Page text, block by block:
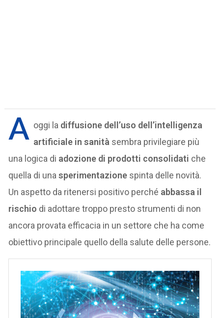
A oggi la diffusione dell’uso dell’intelligenza
artificiale in sanità sembra privilegiare più
una logica di adozione di prodotti consolidati che
quella di unasperimentazione spinta delle novità.
Un aspetto da ritenersi positivo perché abbassa il
rischio di adottare troppo presto strumenti di non
ancora provata efficacia in un settore che ha come
obiettivo principale quello della salute delle persone.